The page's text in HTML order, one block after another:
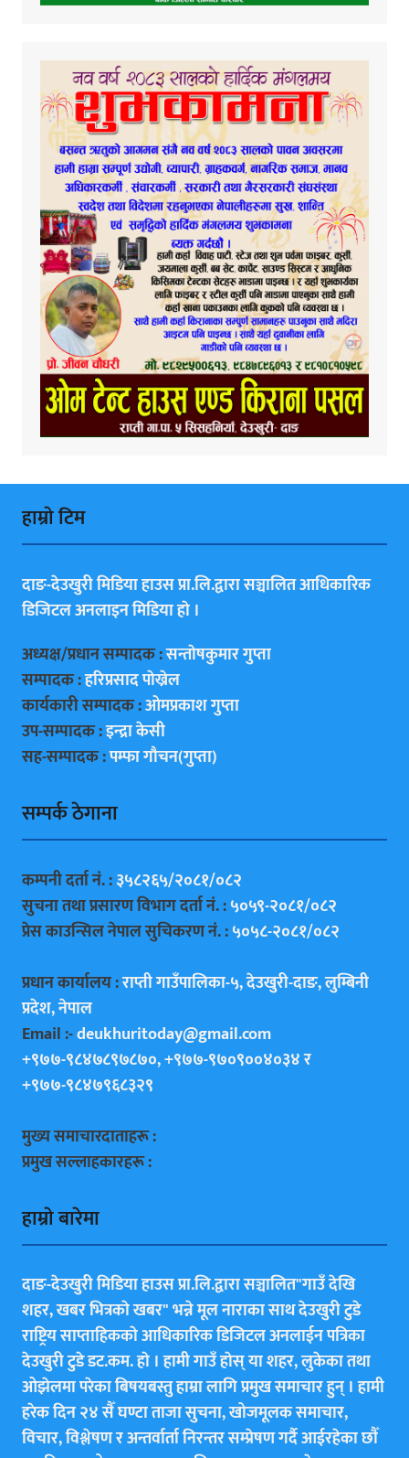
हाम्राे टिम
दाङ-देउखुरी मिडिया हाउस प्रा.लि.द्वारा सञ्चालित आधिकारिक
डिजिटल अनलाइन मिडिया हाे ।
अध्यक्ष/प्रधान सम्पादक :सन्ताेषकुमार गुप्ता
सम्पादक :हरिप्रसाद पाेख्रेल
कार्यकारी सम्पादक :ओमप्रकाश गुप्ता
उप-सम्पादक :इन्द्रा केसी
सह-सम्पादक :पम्फा गाैचन(गुप्ता)
सम्पर्क ठेगाना
कम्पनी दर्ता नं. :३५८२६५/२०८१/०८२
सुचना तथा प्रसारण विभाग दर्ता नं. :५०५९-२०८१/०८२
प्रेस काउन्सिल नेपाल सुचिकरण नं. :५०५८-२०८१/०८२
प्रधान कार्यालय :राप्ती गाउँपालिका-५, देउखुरी-दाङ, लुम्बिनी
प्रदेश, नेपाल
Email :-deukhuritoday@gmail.com
+९७७-९८४७८९७८७०, +९७७-९७०९००४०३४ र
+९७७-९८४७९६८३२९
मुख्य समाचारदाताहरू :
प्रमुख सल्लाहकारहरू :
हाम्राे बारेमा
दाङ-देउखुरी मिडिया हाउस प्रा.लि.द्वारा सञ्चालित"गाउँ देखि
शहर, खबर भित्रकाे खबर" भन्ने मूल नाराका साथ देउखुरी टुडे
राष्ट्रिय साप्ताहिककाे आधिकारिक डिजिटल अनलाईन पत्रिका
देउखुरी टुडे डट.कम. हाे । हामी गाउँ हाेस् या शहर, लुकेका तथा
ओझेलमा परेका बिषयबस्तु हाम्रा लागि प्रमुख समाचार हुन् । हामी
हरेक दिन २४ सैँ घण्टा ताजा सुचना, खोजमूलक समाचार,
विचार, विश्लेषण र अन्तर्वार्ता निरन्तर सम्प्रेषण गर्दै आईरहेका छाैँ